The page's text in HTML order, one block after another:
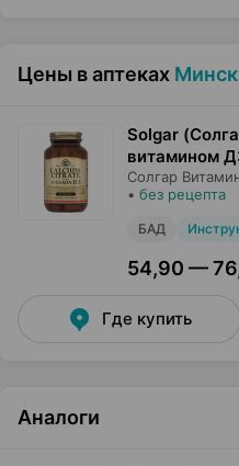
Цены в аптеках Минск
Solgar
витамином
Солгар
• без рецепта
БАД
54,90 —
Где купить
Аналоги